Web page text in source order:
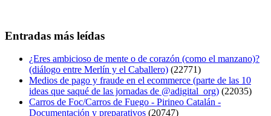
Entradas más leídas
¿Eres ambicioso de mente o de corazón (como el manzano)?
(diálogo entre Merlín y el Caballero) (22771)
Medios de pago y fraude en el ecommerce (parte de las 10
ideas que saqué de las jornadas de @adigital_org) (22035)
Carros de Foc/Carros de Fuego - Pirineo Catalán -
Documentación y preparativos (20747)